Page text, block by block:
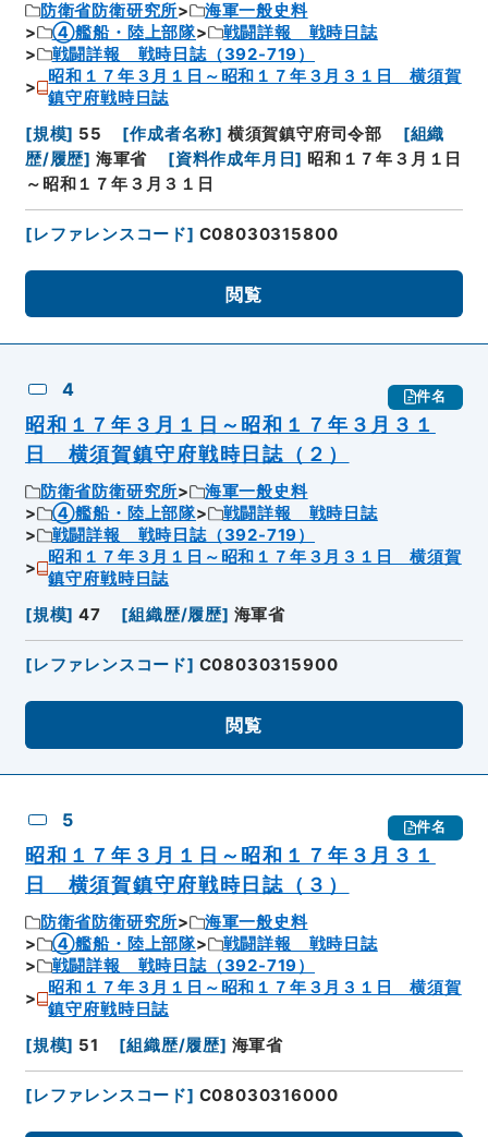
防衛省防衛研究所
海軍一般史料
④艦船・陸上部隊
戦闘詳報 戦時日誌
戦闘詳報 戦時日誌（392-719）
昭和１７年３月１日～昭和１７年３月３１日 横須賀
鎮守府戦時日誌
[規模] 55 [作成者名称] 横須賀鎮守府司令部 [組織
歴/履歴] 海軍省 [資料作成年月日] 昭和１７年３月１日
～昭和１７年３月３１日
[レファレンスコード] C08030315800
閲覧
4 件名
昭和１７年３月１日～昭和１７年３月３１
日 横須賀鎮守府戦時日誌（２）
防衛省防衛研究所
海軍一般史料
④艦船・陸上部隊
戦闘詳報 戦時日誌
戦闘詳報 戦時日誌（392-719）
昭和１７年３月１日～昭和１７年３月３１日 横須賀
鎮守府戦時日誌
[規模] 47 [組織歴/履歴] 海軍省
[レファレンスコード] C08030315900
閲覧
5 件名
昭和１７年３月１日～昭和１７年３月３１
日 横須賀鎮守府戦時日誌（３）
防衛省防衛研究所
海軍一般史料
④艦船・陸上部隊
戦闘詳報 戦時日誌
戦闘詳報 戦時日誌（392-719）
昭和１７年３月１日～昭和１７年３月３１日 横須賀
鎮守府戦時日誌
[規模] 51 [組織歴/履歴] 海軍省
[レファレンスコード] C08030316000